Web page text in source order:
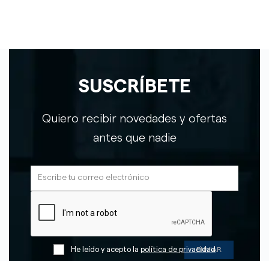
SUSCRÍBETE
Quiero recibir novedades y ofertas
antes que nadie
He leído y acepto la política de privacidad